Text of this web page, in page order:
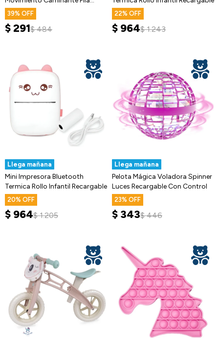
Infantil
39
$291$ 484
22
$ 964$ 1.243
Llega mañana
Mini Impresora Bluetooth
Termica Rollo Infantil Recargable
20
$ 964$ 1.205
Llega mañana
Pelota Mágica Voladora Spinner
Luces Recargable Con Control
23
$ 343$ 446